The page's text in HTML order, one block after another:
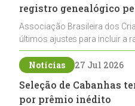
registro genealógico
Associação Brasileira dos
últimos ajustes para incluir a
de registros, abrindo
pecuária nacional
Notícias 27 Jul 2026
Seleção de Cabanhas
por prêmio inédito